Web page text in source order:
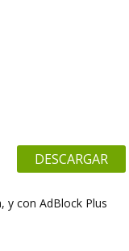
DESCARGAR
y con AdBlock Plus